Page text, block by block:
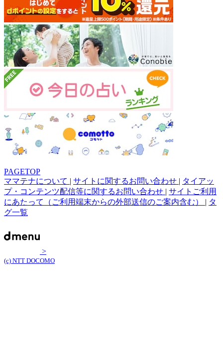
PAGETOP
ママテナについて | サイトに関するお問い合わせ | タイアッ
プ・コンテンツ配信等に関するお問い合わせ | サイトご利用
にあたって（ご利用端末からの外部送信のご案内含む） | タ
グ一覧
>
(c) NTT DOCOMO